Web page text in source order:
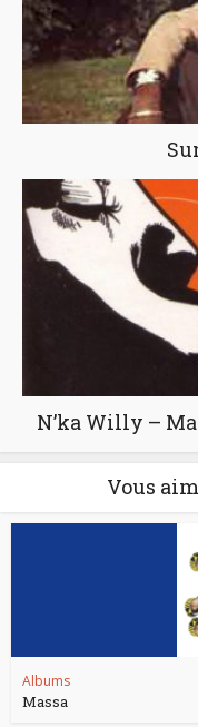
N’ka Willy –
Vous
Albums
Massa